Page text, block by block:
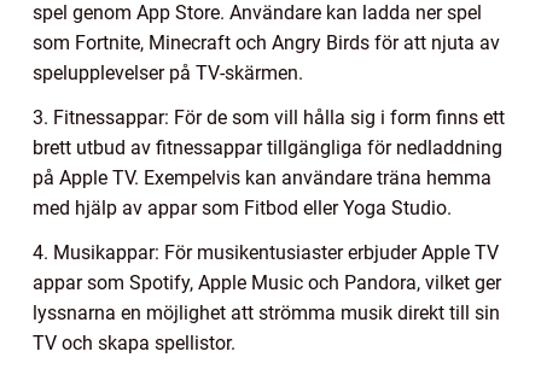
spel genom App Store. Användare kan ladda ner spel
som Fortnite, Minecraft och Angry Birds för att njuta av
spelupplevelser på TV-skärmen.
3. Fitnessappar: För de som vill hålla sig i form finns ett
brett utbud av fitnessappar tillgängliga för nedladdning
på Apple TV. Exempelvis kan användare träna hemma
med hjälp av appar som Fitbod eller Yoga Studio.
4. Musikappar: För musikentusiaster erbjuder Apple TV
appar som Spotify, Apple Music och Pandora, vilket ger
lyssnarna en möjlighet att strömma musik direkt till sin
TV och skapa spellistor.